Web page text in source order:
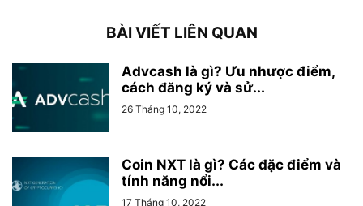
BÀI VIẾT LIÊN QUAN
Advcash là gì? Ưu nhược điểm,
cách đăng ký và sử...
26 Tháng 10, 2022
Coin NXT là gì? Các đặc điểm và
tính năng nổi...
17 Tháng 10, 2022